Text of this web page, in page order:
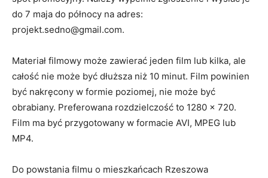
do 7 maja do północy na adres:
projekt.sedno@gmail.com.
Materiał filmowy może zawierać jeden film lub kilka, ale
całość nie może być dłuższa niż 10 minut. Film powinien
być nakręcony w formie poziomej, nie może być
obrabiany. Preferowana rozdzielczość to 1280 x 720.
Film ma być przygotowany w formacie AVI, MPEG lub
MP4.
Do powstania filmu o mieszkańcach Rzeszowa